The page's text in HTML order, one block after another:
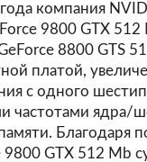
компания
9800 GTX
8800 GTS
платой,
с одного
частотами ядра/
Благодаря
9800 GTX 512 Mb